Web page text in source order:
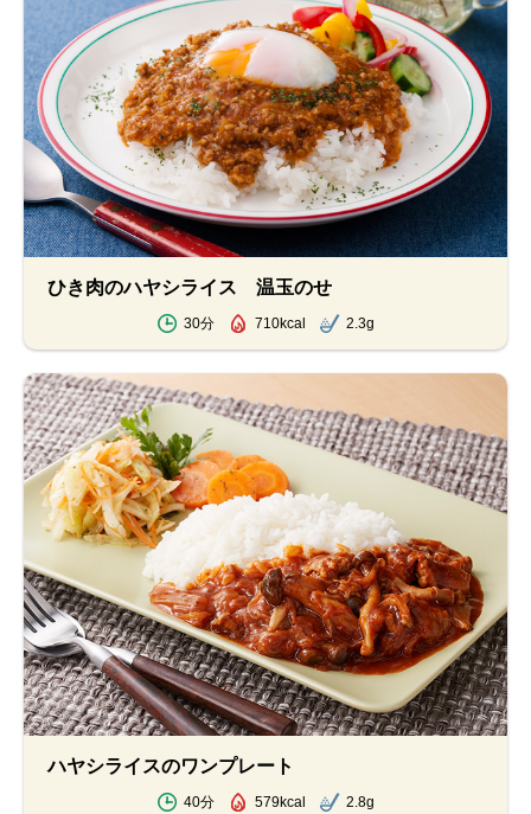
ひき肉のハヤシライス 温玉のせ
30分 710kcal 2.3g
ハヤシライスのワンプレート
40分 579kcal 2.8g